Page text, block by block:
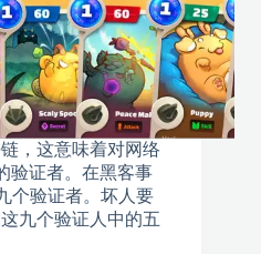
，这意味着对网络
验证者。在黑客事
个验证者。坏人要
九个验证人中的五